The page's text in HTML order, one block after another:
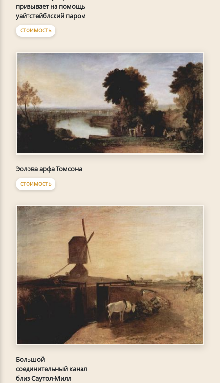
призывает на помощь
уайтстейблский паром
СТОИМОСТЬ
Эолова арфа Томсона
СТОИМОСТЬ
Большой
соединительный канал
близ Саутол-Милл